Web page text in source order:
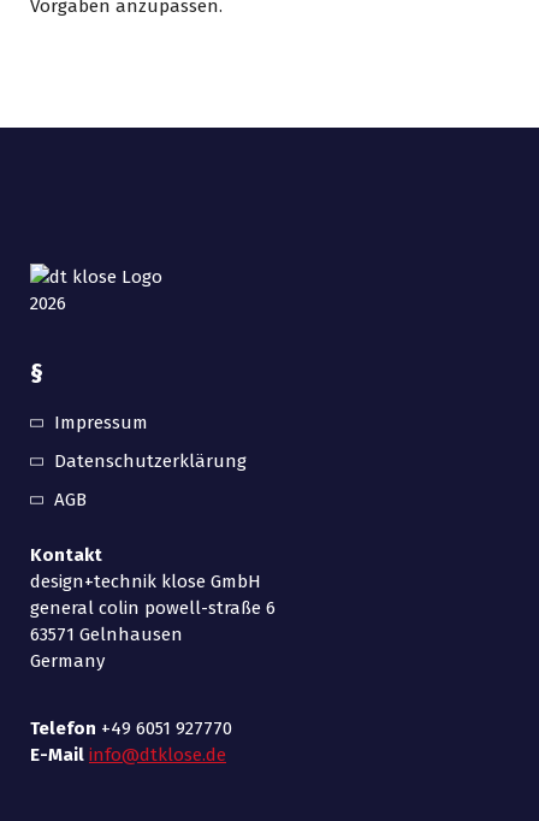
Vorgaben anzupassen.
§
Impressum
Datenschutzerklärung
AGB
Kontakt
design+technik klose GmbH
general colin powell-straße 6
63571 Gelnhausen
Germany
Telefon +49 6051 927770
E-Mail info@dtklose.de